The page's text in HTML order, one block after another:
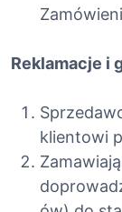
Reklamacje i
klientowi